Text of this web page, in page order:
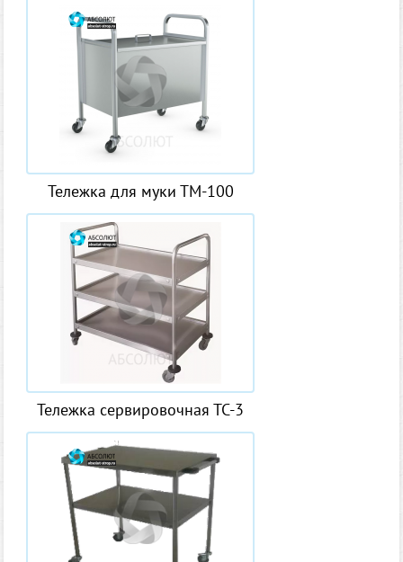
Тележка для муки ТМ-100
Тележка сервировочная ТС-3